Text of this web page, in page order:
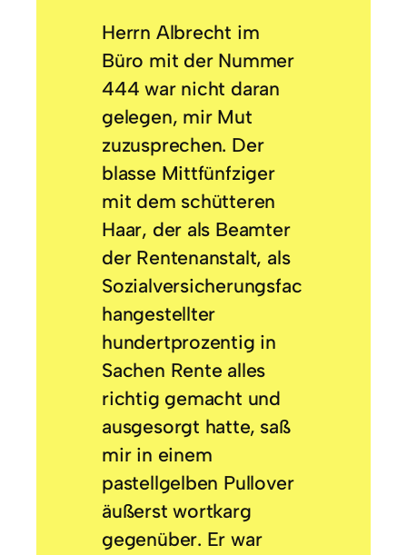
Herrn Albrecht im
Büro mit der Nummer
444 war nicht daran
gelegen, mir Mut
zuzusprechen. Der
blasse Mittfünfziger
mit dem schütteren
Haar, der als Beamter
der Rentenanstalt, als
Sozialversicherungsfac
hangestellter
hundertprozentig in
Sachen Rente alles
richtig gemacht und
ausgesorgt hatte, saß
mir in einem
pastellgelben Pullover
äußerst wortkarg
gegenüber. Er war